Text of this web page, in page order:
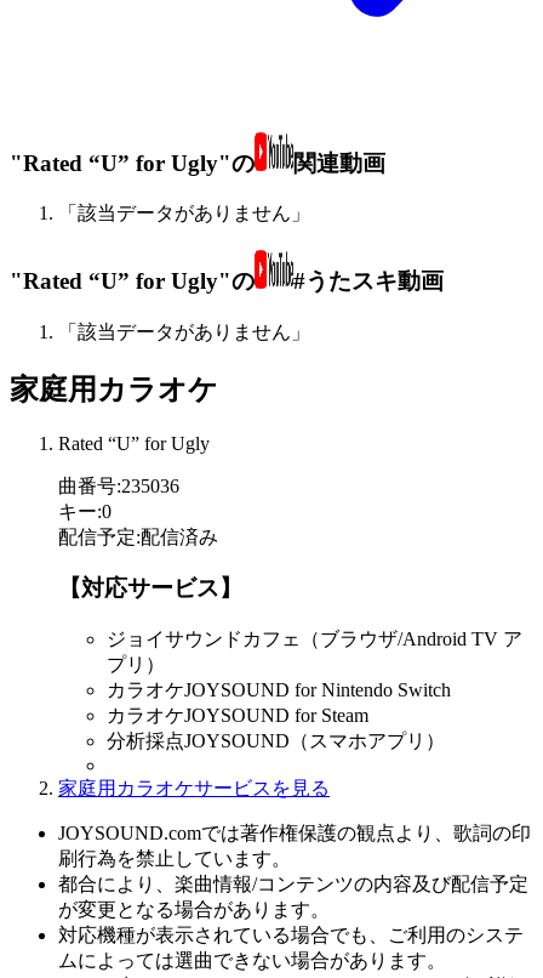
"Rated “U” for Ugly"の 関連動画
「該当データがありません」
"Rated “U” for Ugly"の #うたスキ動画
「該当データがありません」
家庭用カラオケ
Rated “U” for Ugly
曲番号:235036
キー:0
配信予定:配信済み
【対応サービス】
ジョイサウンドカフェ（ブラウザ/Android TV ア
プリ）
カラオケJOYSOUND for Nintendo Switch
カラオケJOYSOUND for Steam
分析採点JOYSOUND（スマホアプリ）
家庭用カラオケサービスを見る
JOYSOUND.comでは著作権保護の観点より、歌詞の印
刷行為を禁止しています。
都合により、楽曲情報/コンテンツの内容及び配信予定
が変更となる場合があります。
対応機種が表示されている場合でも、ご利用のシステ
ムによっては選曲できない場合があります。